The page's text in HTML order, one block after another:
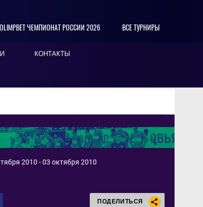
OLIMPBET ЧЕМПИОНАТ РОССИИ 2026 ВСЕ ТУРНИРЫ
КОНТАКТЫ
2010 - 03 октября 2010
ПОДЕЛИТЬСЯ